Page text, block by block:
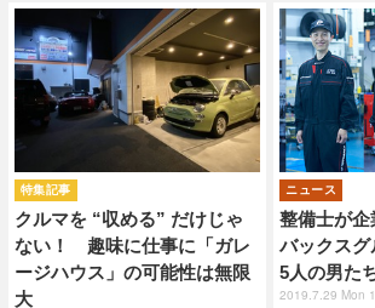
クルマを “収める” だけじゃ
ない！ 趣味に仕事に「ガレ
ージハウス」の可能性は無限
大
特集記事
整備士が
バックス
5人の男た
ニュース
2019.7.29 Mon